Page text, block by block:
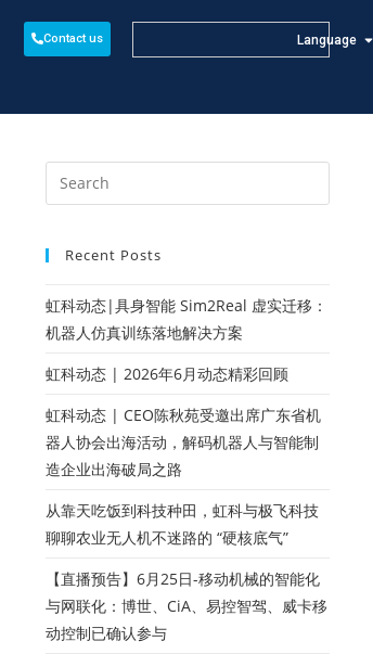
Contact us Language
Recent Posts
虹科动态|具身智能 Sim2Real 虚实迁移：
机器人仿真训练落地解决方案
虹科动态 | 2026年6月动态精彩回顾
虹科动态 | CEO陈秋苑受邀出席广东省机
器人协会出海活动，解码机器人与智能制
造企业出海破局之路
从靠天吃饭到科技种田，虹科与极飞科技
聊聊农业无人机不迷路的 “硬核底气”
【直播预告】6月25日-移动机械的智能化
与网联化：博世、CiA、易控智驾、威卡移
动控制已确认参与